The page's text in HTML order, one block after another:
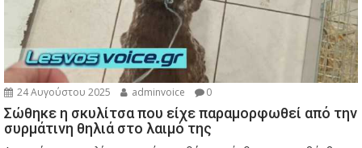
24 Αυγούστου 2025 adminvoice 0
Σώθηκε η σκυλίτσα που είχε παραμορφωθεί από την
συρμάτινη θηλιά στο λαιμό της